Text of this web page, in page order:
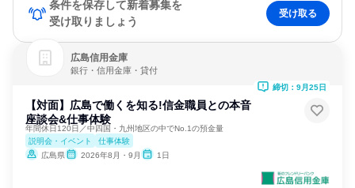
条件を保存して新着募集を
受け取りましょう
受け取る
広島信用金庫
銀行・信用金庫・貸付
【対面】広島で働くを知る!信金職員との本音
座談会&仕事体験
年間休日120日／中四国・九州地区の中でNo.1の預金量
説明会・イベント
仕事体験
広島県
2026年8月・9月 1日
締切：9月25日